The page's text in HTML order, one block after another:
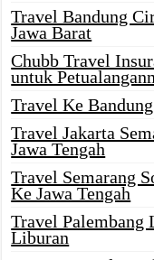
Travel Bandung
Jawa Barat
Chubb Travel
untuk
Travel Ke Bandung
Travel Jakarta
Jawa Tengah
Travel Semarang
Ke Jawa Tengah
Travel Palembang
Liburan